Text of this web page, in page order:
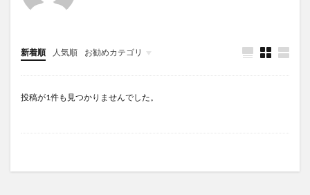
新着順 人気順 お勧めカテゴリ
Infomation
投稿が1件も見つかりませんでした。
セキュリティ対策ソフト